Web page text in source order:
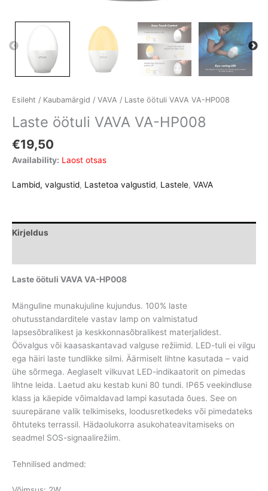
Esileht / Kaubamärgid / VAVA / Laste öötuli VAVA VA-HP008
Laste öötuli VAVA VA-HP008
€19,50
Availability: Laost otsas
Lambid, valgustid, Lastetoa valgustid, Lastele, VAVA
Kirjeldus
Laste öötuli VAVA VA-HP008
Mänguline munakujuline kujundus. 100% laste
ohutusstandarditele vastav lamp on valmistatud
lapsesõbralikest ja keskkonnasõbralikest materjalidest.
Öövalgus või kaasaskantavad valguse režiimid. LED-tuli ei vilgu
ega häiri laste tundlikke silmi. Äärmiselt lihtne kasutada – vaid
ühe sõrmega. Aeglaselt vilkuvat LED-indikaatorit on pimedas
lihtne leida. Laetud aku kestab kuni 80 tundi. IP65 veekindluse
klass ja käepide võimaldavad lampi kasutada õues. See on
suurepärane valik telkimiseks, loodusretkedeks või pimedateks
õhtuteks terrassil. Hädaolukorra asukohateavitamiseks on
seadmel SOS-signaalirežiim.
Tehnilised andmed: